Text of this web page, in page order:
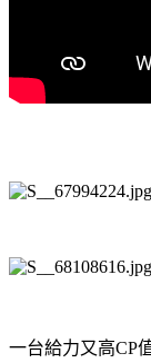
一台給力又高CP